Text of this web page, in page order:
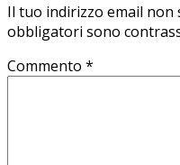
Il tuo indirizzo email non
obbligatori sono
Commento *